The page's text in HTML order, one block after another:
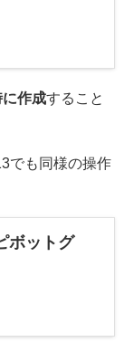
作成すること
でも同様の操作
ボットグ